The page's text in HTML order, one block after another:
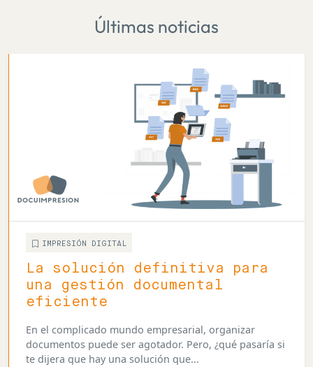
Últimas noticias
IMPRESIÓN DIGITAL
La solución definitiva para
una gestión documental
eficiente
En el complicado mundo empresarial, organizar
documentos puede ser agotador. Pero, ¿qué pasaría si
te dijera que hay una solución que...